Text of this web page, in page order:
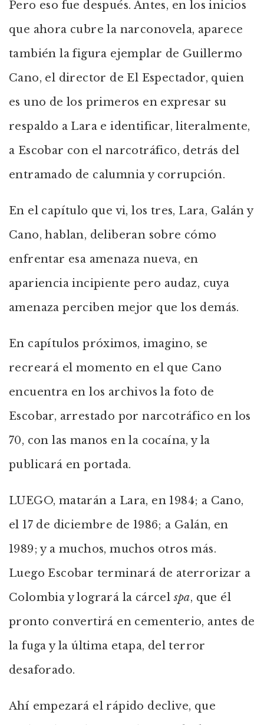
Pero eso fue después. Antes, en los inicios
que ahora cubre la narconovela, aparece
también la figura ejemplar de Guillermo
Cano, el director de El Espectador, quien
es uno de los primeros en expresar su
respaldo a Lara e identificar, literalmente,
a Escobar con el narcotráfico, detrás del
entramado de calumnia y corrupción.
En el capítulo que vi, los tres, Lara, Galán y
Cano, hablan, deliberan sobre cómo
enfrentar esa amenaza nueva, en
apariencia incipiente pero audaz, cuya
amenaza perciben mejor que los demás.
En capítulos próximos, imagino, se
recreará el momento en el que Cano
encuentra en los archivos la foto de
Escobar, arrestado por narcotráfico en los
70, con las manos en la cocaína, y la
publicará en portada.
LUEGO, matarán a Lara, en 1984; a Cano,
el 17 de diciembre de 1986; a Galán, en
1989; y a muchos, muchos otros más.
Luego Escobar terminará de aterrorizar a
Colombia y logrará la cárcelspa, que él
pronto convertirá en cementerio, antes de
la fuga y la última etapa, del terror
desaforado.
Ahí empezará el rápido declive, que